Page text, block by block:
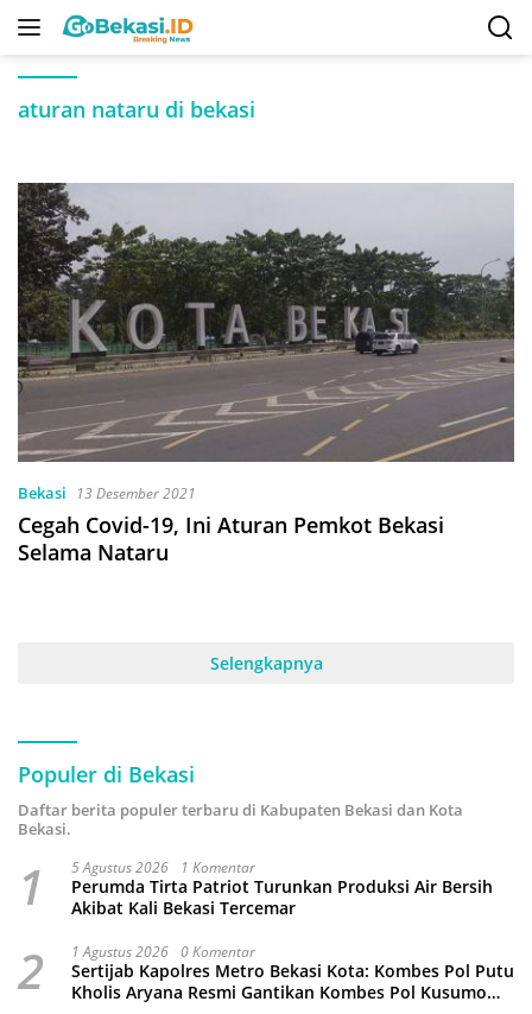
Langsung
aturan nataru di bekasi
Bekasi 13 Desember 2021
Cegah Covid-19, Ini Aturan Pemkot Bekasi
Selama Nataru
Selengkapnya
Populer di Bekasi
Daftar berita populer terbaru di Kabupaten Bekasi dan Kota
Bekasi.
1 5 Agustus 2026 1 Komentar
Perumda Tirta Patriot Turunkan Produksi Air Bersih
Akibat Kali Bekasi Tercemar
2 1 Agustus 2026 0 Komentar
Sertijab Kapolres Metro Bekasi Kota: Kombes Pol Putu
Kholis Aryana Resmi Gantikan Kombes Pol Kusumo